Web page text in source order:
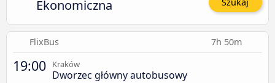
Ekonomiczna
FlixBus 7h 50m
19:00 Kraków
Dworzec główny autobusowy